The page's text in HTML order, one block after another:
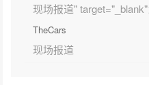
现场报道"
TheCars
现场报道